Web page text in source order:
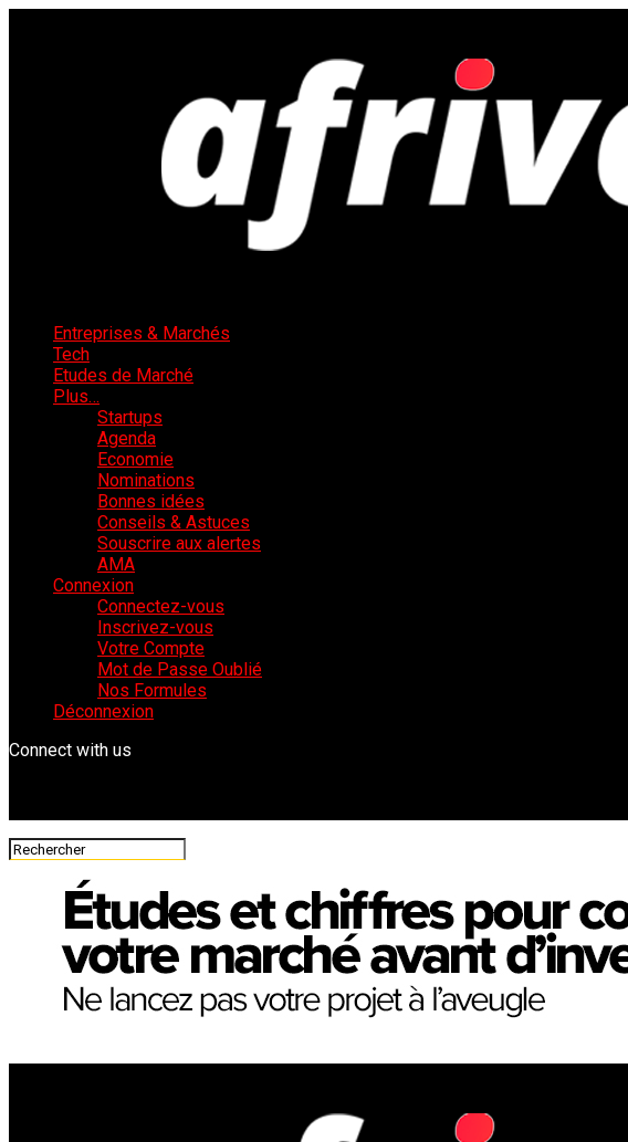
Entreprises & Marchés
Tech
Etudes de Marché
Plus…
Startups
Agenda
Economie
Nominations
Bonnes idées
Conseils & Astuces
Souscrire aux alertes
AMA
Connexion
Connectez-vous
Inscrivez-vous
Votre Compte
Mot de Passe Oublié
Nos Formules
Déconnexion
Connect with us